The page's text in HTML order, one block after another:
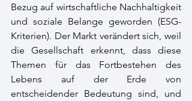
Bezug auf wirtschaftliche Nachhaltigkeit
und soziale Belange geworden (ESG-
Kriterien). Der Markt verändert sich, weil
die Gesellschaft erkennt, dass diese
Themen für das Fortbestehen des
Lebens auf der Erde von
entscheidender Bedeutung sind, und